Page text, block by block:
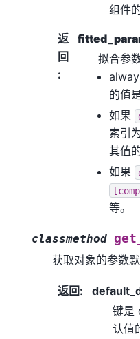
组件
返
回
:
拟合参
的值
如果
索引
其值
如果
等。
classmethod
获取对象的参数默
返回:
键是
认值